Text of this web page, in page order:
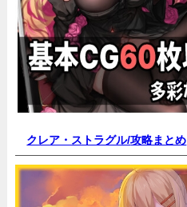
クレア・ストラグル/攻略まとめ